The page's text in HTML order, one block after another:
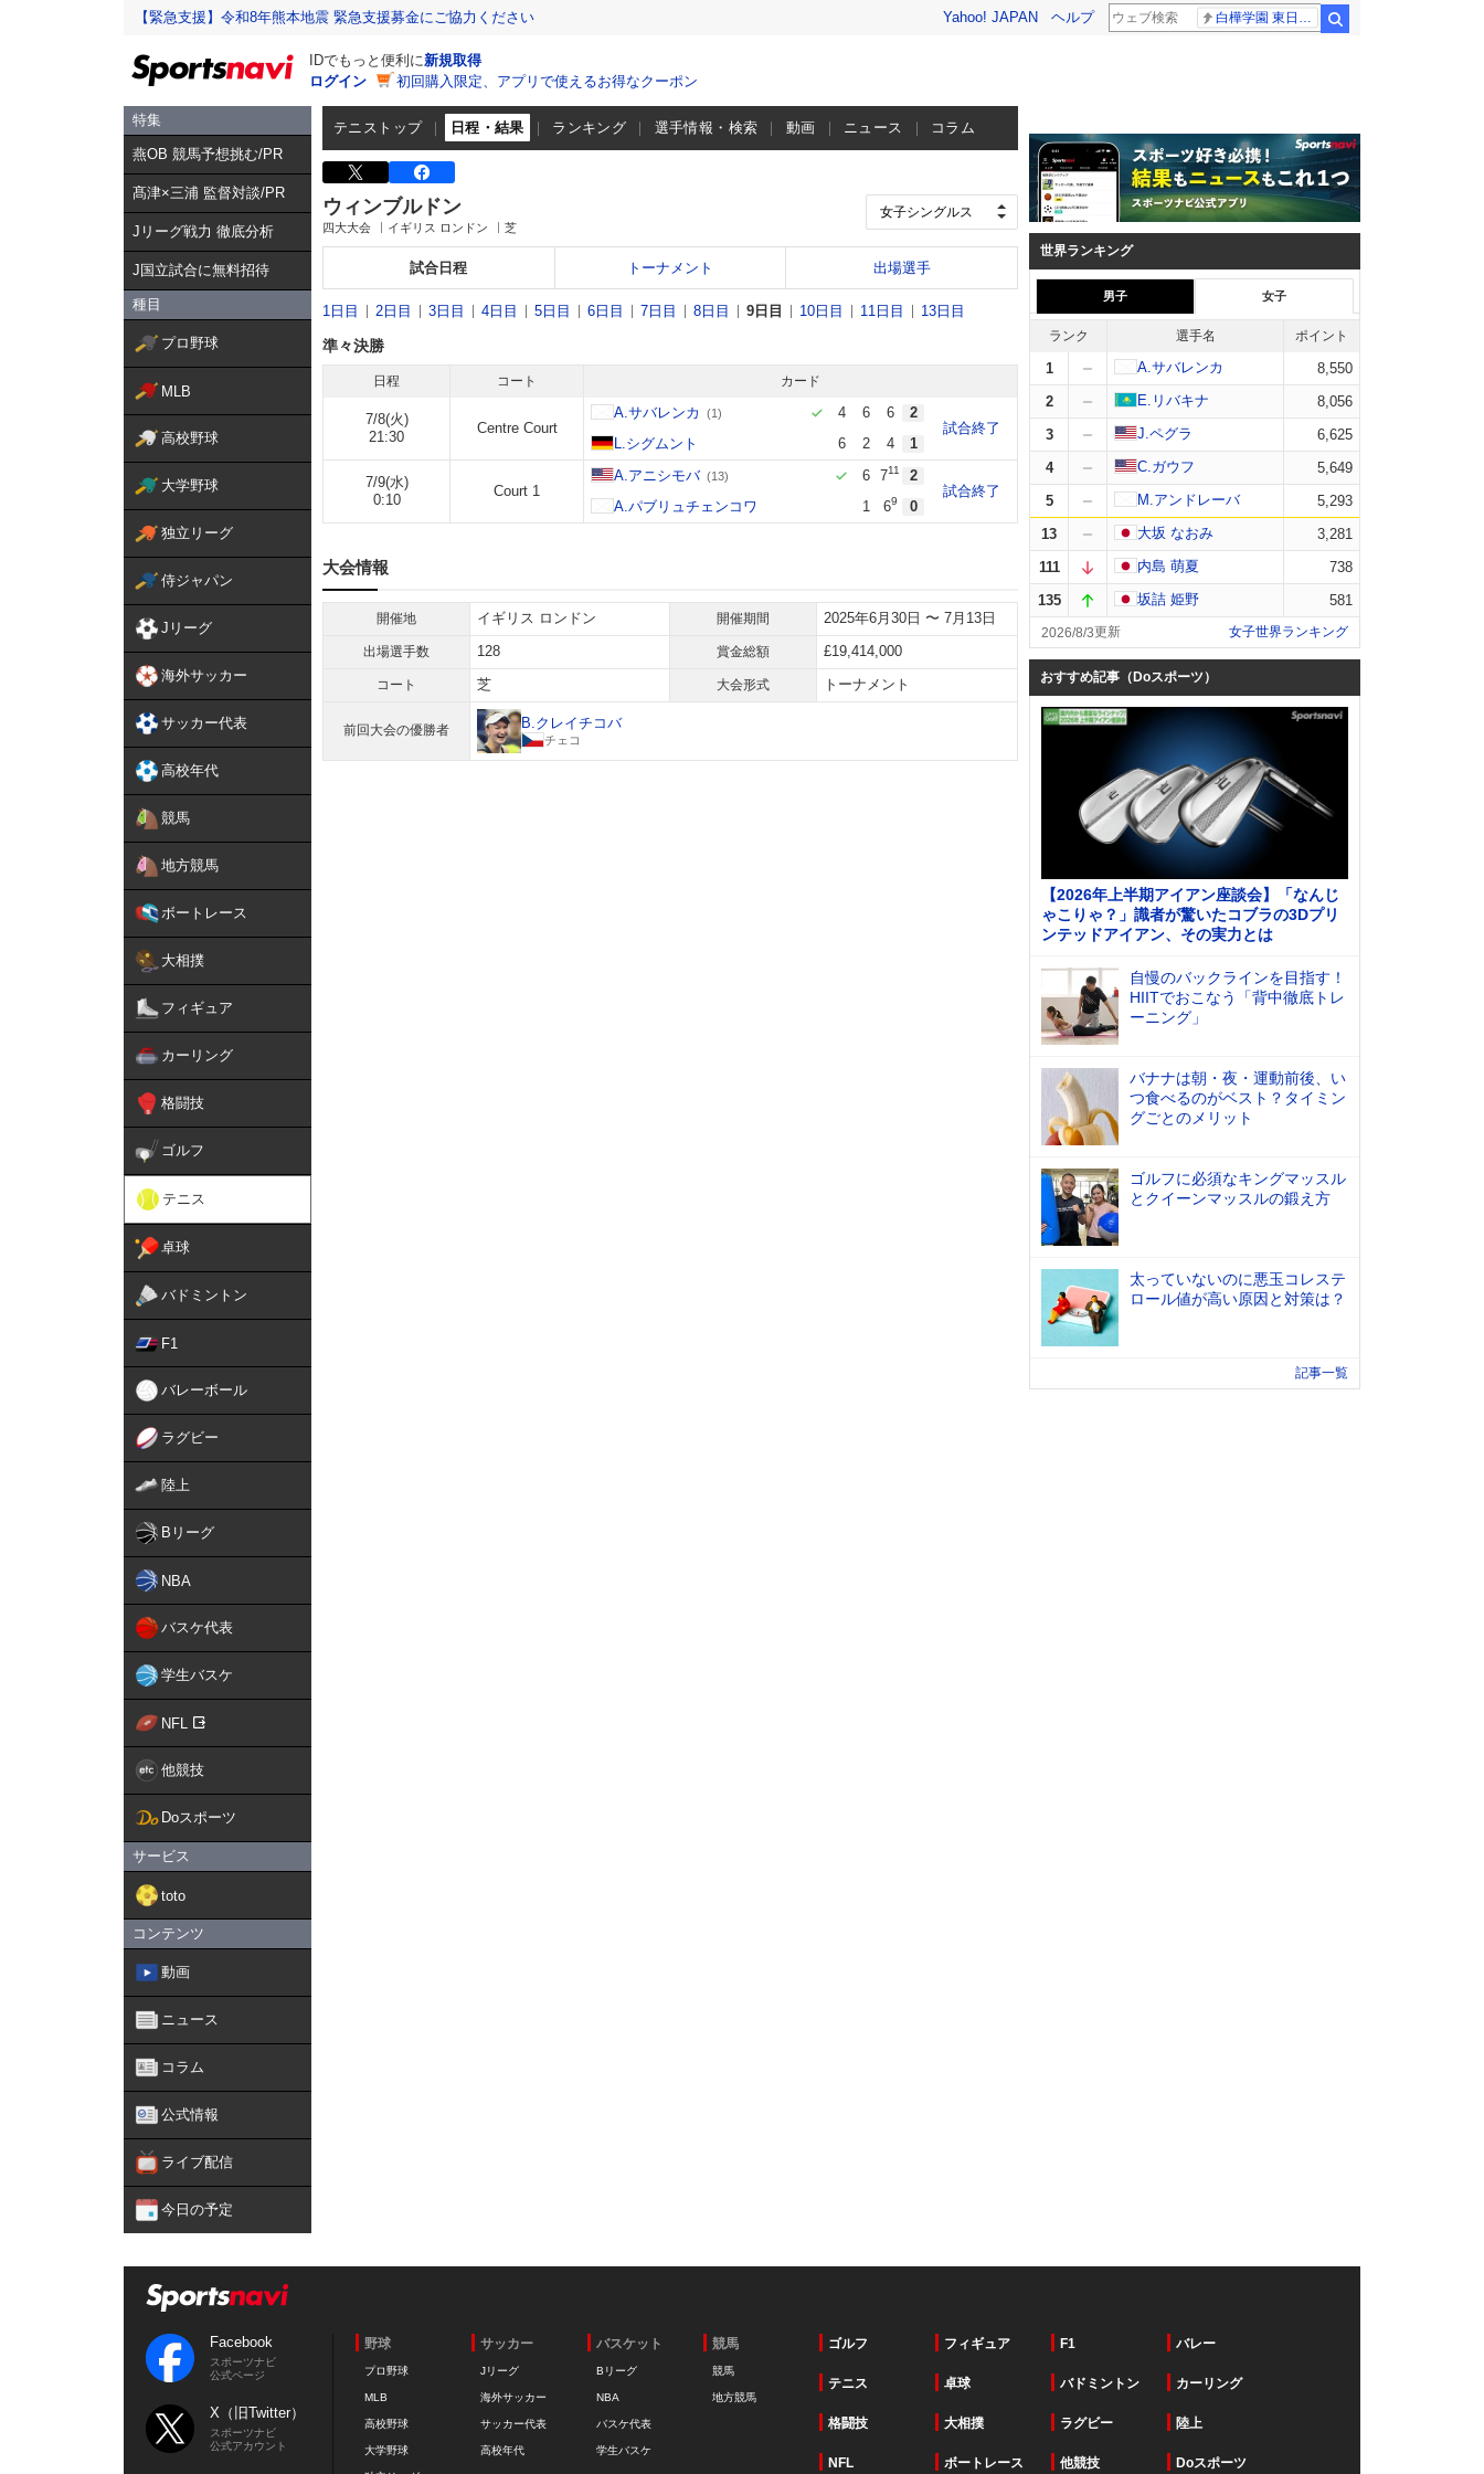
【緊急支援】令和8年熊本地震 緊急支援募金にご協力ください Yahoo! JAPAN ヘルプ
IDでもっと便利に新規取得
ログイン
初回購入限定、アプリで使えるお得なクーポン
特集
燕OB 競馬予想挑む/PR
髙津×三浦 監督対談/PR
Jリーグ戦力 徹底分析
J国立試合に無料招待
種目
プロ野球
MLB
高校野球
大学野球
独立リーグ
侍ジャパン
Jリーグ
海外サッカー
サッカー代表
高校年代
競馬
地方競馬
ボートレース
大相撲
フィギュア
カーリング
格闘技
ゴルフ
テニス
卓球
バドミントン
F1
バレーボール
ラグビー
陸上
Bリーグ
NBA
バスケ代表
学生バスケ
NFL
他競技
Doスポーツ
サービス
toto
コンテンツ
動画
ニュース
コラム
公式情報
ライブ配信
今日の予定
テニストップ 日程・結果 ランキング 選手情報・検索 動画 ニュース コラム
ウィンブルドン
四大大会 イギリス ロンドン 芝
試合日程 トーナメント 出場選手
1日目 2日目 3日目 4日目 5日目 6日目 7日目 8日目 9日目 10日目 11日目 13日目
準々決勝
日程 コート カード
7/8(火)
21:30
Centre Court
A.サバレンカ (1) 4 6 6
2
L.シグムント
6 2 4 1
試合終了
7/9(水)
0:10
Court 1
A.アニシモバ (13) 6 711
2
A.パブリュチェンコワ
1 69 0
試合終了
大会情報
開催地 イギリス ロンドン 開催期間 2025年6月30日 〜 7月13日
出場選手数 128 賞金総額 £19,414,000
コート 芝 大会形式 トーナメント
前回大会の優勝者 B.クレイチコバ
チェコ
世界ランキング
男子 女子
ランク 選手名 ポイント
1 A.サバレンカ
8,550
2
E.リバキナ
8,056
3
J.ペグラ
6,625
4
C.ガウフ
5,649
5
M.アンドレーバ
5,293
13
大坂 なおみ
3,281
111
内島 萌夏
738
135
坂詰 姫野 581
2026/8/3 女子世界ランキング
おすすめ記事（Doスポーツ）
【2026年上半期アイアン座談会】「なんじ
ゃこりゃ？」識者が驚いたコブラの3Dプリ
ンテッドアイアン、その実力とは
自慢のバックラインを目指す！
HIITでおこなう「背中徹底トレ
ーニング」
バナナは朝・夜・運動前後、い
つ食べるのがベスト？タイミン
グごとのメリット
ゴルフに必須なキングマッスル
とクイーンマッスルの鍛え方
太っていないのに悪玉コレステ
ロール値が高い原因と対策は？
記事一覧
Facebook
スポーツナビ
公式ページ
X（旧Twitter）
スポーツナビ
公式アカウント
野球
プロ野球
MLB
高校野球
大学野球
サッカー
Jリーグ
海外サッカー
サッカー代表
高校年代
バスケット
Bリーグ
NBA
バスケ代表
学生バスケ
競馬
競馬
地方競馬
ゴルフ フィギュア F1 バレー
テニス 卓球 バドミントン カーリング
格闘技 大相撲 ラグビー 陸上
NFL ボートレース 他競技 Doスポーツ